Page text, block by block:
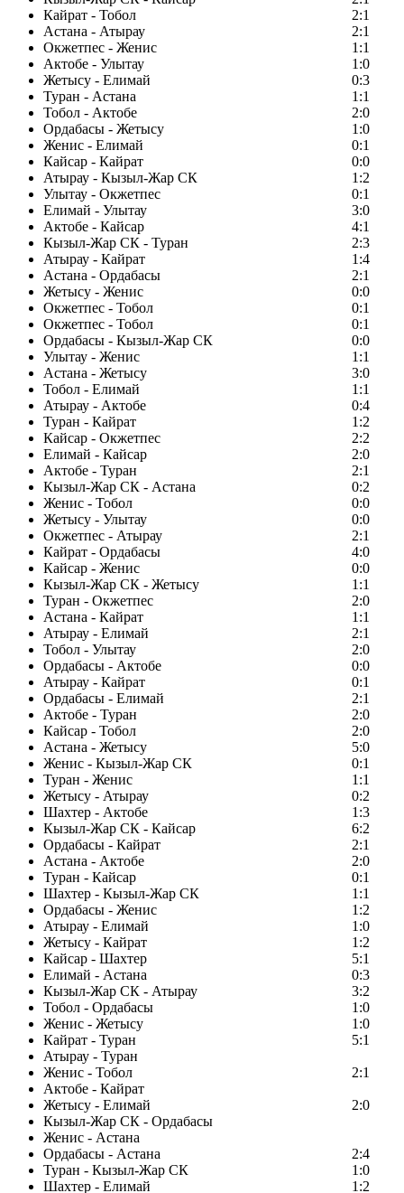
Кайрат - Тобол
2:1
Астана - Атырау
2:1
Окжетпес - Женис
1:1
Актобе - Улытау
1:0
Жетысу - Елимай
0:3
Туран - Астана
1:1
Тобол - Актобе
2:0
Ордабасы - Жетысу
1:0
Женис - Елимай
0:1
Кайсар - Кайрат
0:0
Атырау - Кызыл-Жар СК
1:2
Улытау - Окжетпес
0:1
Елимай - Улытау
3:0
Актобе - Кайсар
4:1
Кызыл-Жар СК - Туран
2:3
Атырау - Кайрат
1:4
Астана - Ордабасы
2:1
Жетысу - Женис
0:0
Окжетпес - Тобол
0:1
Окжетпес - Тобол
0:1
Ордабасы - Кызыл-Жар СК
0:0
Улытау - Женис
1:1
Астана - Жетысу
3:0
Тобол - Елимай
1:1
Атырау - Актобе
0:4
Туран - Кайрат
1:2
Кайсар - Окжетпес
2:2
Елимай - Кайсар
2:0
Актобе - Туран
2:1
Кызыл-Жар СК - Астана
0:2
Женис - Тобол
0:0
Жетысу - Улытау
0:0
Окжетпес - Атырау
2:1
Кайрат - Ордабасы
4:0
Кайсар - Женис
0:0
Кызыл-Жар СК - Жетысу
1:1
Туран - Окжетпес
2:0
Астана - Кайрат
1:1
Атырау - Елимай
2:1
Тобол - Улытау
2:0
Ордабасы - Актобе
0:0
Атырау - Кайрат
0:1
Ордабасы - Елимай
2:1
Актобе - Туран
2:0
Кайсар - Тобол
2:0
Астана - Жетысу
5:0
Женис - Кызыл-Жар СК
0:1
Туран - Женис
1:1
Жетысу - Атырау
0:2
Шахтер - Актобе
1:3
Кызыл-Жар СК - Кайсар
6:2
Ордабасы - Кайрат
2:1
Астана - Актобе
2:0
Туран - Кайсар
0:1
Шахтер - Кызыл-Жар СК
1:1
Ордабасы - Женис
1:2
Атырау - Елимай
1:0
Жетысу - Кайрат
1:2
Кайсар - Шахтер
5:1
Елимай - Астана
0:3
Кызыл-Жар СК - Атырау
3:2
Тобол - Ордабасы
1:0
Женис - Жетысу
1:0
Кайрат - Туран
5:1
Атырау - Туран
Женис - Тобол
2:1
Актобе - Кайрат
Жетысу - Елимай
2:0
Кызыл-Жар СК - Ордабасы
Женис - Астана
Ордабасы - Астана
2:4
Туран - Кызыл-Жар СК
1:0
Шахтер - Елимай
1:2